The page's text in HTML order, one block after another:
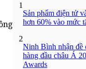
1
Sản phẩm điện tử
hơn 60% vào mức
2
Ninh Bình nhận đề
hàng đầu châu Á
Awards